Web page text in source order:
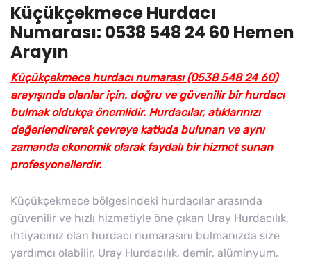
Küçükçekmece Hurdacı
Numarası: 0538 548 24 60 Hemen
Arayın
Küçükçekmece hurdacı numarası (0538 548 24 60)
arayışında olanlar için, doğru ve güvenilir bir hurdacı
bulmak oldukça önemlidir. Hurdacılar, atıklarınızı
değerlendirerek çevreye katkıda bulunan ve aynı
zamanda ekonomik olarak faydalı bir hizmet sunan
profesyonellerdir.
Küçükçekmece bölgesindeki hurdacılar arasında
güvenilir ve hızlı hizmetiyle öne çıkan Uray Hurdacılık,
ihtiyacınız olan hurdacı numarasını bulmanızda size
yardımcı olabilir. Uray Hurdacılık, demir, alüminyum,